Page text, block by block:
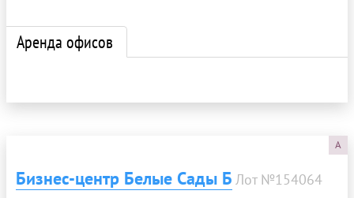
Аренда офисов
A
Бизнес-центр Белые Сады Б Лот №154064